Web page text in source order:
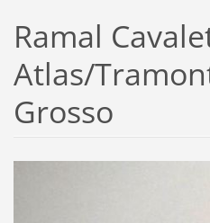
Ramal
Atlas/
Grosso